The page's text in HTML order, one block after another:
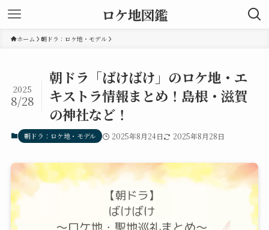
ロケ地図鑑
ホーム 朝ドラ：ロケ地・モデル
朝ドラ「ばけばけ」のロケ地・エ
キストラ情報まとめ！島根・滋賀
の神社など！
2025
8/28
朝ドラ：ロケ地・モデル 2025年8月24日 2025年8月28日